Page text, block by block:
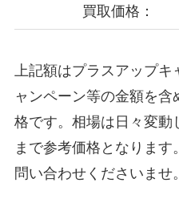
買取価格：
上記額はプラスアップキ
ャンペーン等の金額を
格です。相場は日々変動
まで参考価格となりま
問い合わせくださいませ。